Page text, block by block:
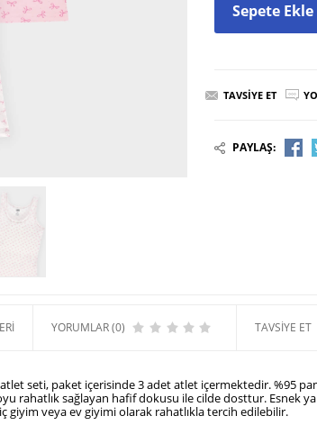
3'lü
Sepete Ekle
TAVSIYE ET
PAYLAŞ:
YORUMLAR (0) TAVSIYE ET
seti, paket içerisinde3 adetatlet içermektedir.%95
rahatlık sağlayan hafif dokusu ile cilde dosttur. Esnek
giyim veya ev giyimi olarak rahatlıkla tercih edilebilir.